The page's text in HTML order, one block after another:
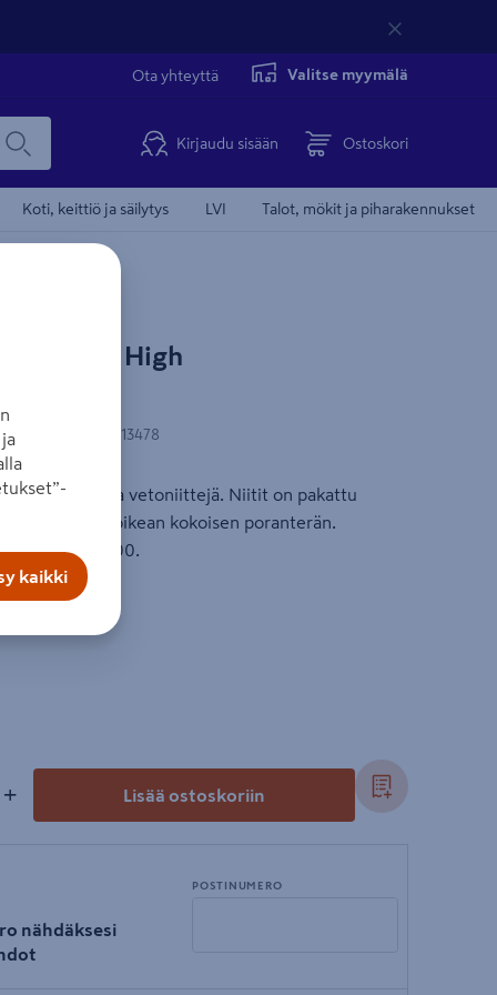
Ota yhteyttä Valitse myymälä
Kirjaudu sisään Ostoskori
Koti, keittiö ja säilytys LVI Talot, mökit ja piharakennukset
High
koodi 4051661013478
valmistettuja vetoniittejä. Niitit on pakattu
myös oikean kokoisen poranterän.
RP60 ja RP100.
+ Lisää ostoskoriin
nähdäksesi
POSTINUMERO
kaikki